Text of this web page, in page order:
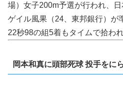
場）女子200m予選が行われ、
ゲイル風果（24、東邦銀行）が
22秒98の組5着もタイムで拾わ
岡本和真に頭部死球 投手をに